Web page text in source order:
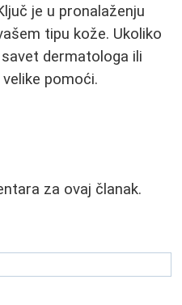
je u pronalaženju
tipu kože. Ukoliko
dermatologa ili
pomoći.
za ovaj članak.